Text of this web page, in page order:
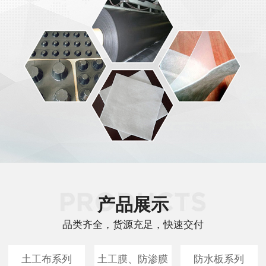
产品展示
品类齐全，货源充足，快速交付
土工布系列 土工膜、防渗膜 防水板系列